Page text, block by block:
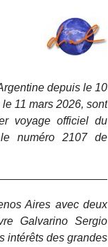
depuis le 10
11 mars 2026, sont
voyage officiel du
numéro 2107 de
Aires avec deux
Galvarino Sergio
intérêts des grandes